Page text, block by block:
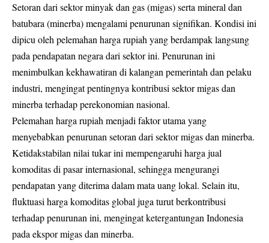
Setoran dari sektor minyak dan gas (migas) serta mineral dan
batubara (minerba) mengalami penurunan signifikan. Kondisi ini
dipicu oleh pelemahan harga rupiah yang berdampak langsung
pada pendapatan negara dari sektor ini. Penurunan ini
menimbulkan kekhawatiran di kalangan pemerintah dan pelaku
industri, mengingat pentingnya kontribusi sektor migas dan
minerba terhadap perekonomian nasional.
Pelemahan harga rupiah menjadi faktor utama yang
menyebabkan penurunan setoran dari sektor migas dan minerba.
Ketidakstabilan nilai tukar ini mempengaruhi harga jual
komoditas di pasar internasional, sehingga mengurangi
pendapatan yang diterima dalam mata uang lokal. Selain itu,
fluktuasi harga komoditas global juga turut berkontribusi
terhadap penurunan ini, mengingat ketergantungan Indonesia
pada ekspor migas dan minerba.